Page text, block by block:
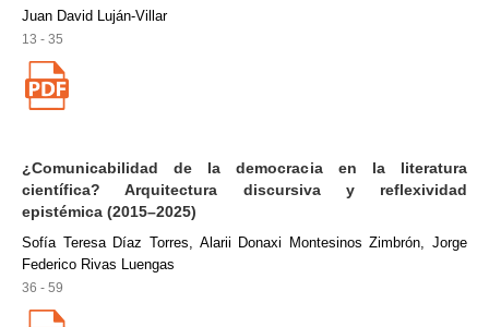
Juan David Luján-Villar
13 - 35
¿Comunicabilidad de la democracia en la literatura
científica? Arquitectura discursiva y reflexividad
epistémica (2015–2025)
Sofía Teresa Díaz Torres, Alarii Donaxi Montesinos Zimbrón, Jorge
Federico Rivas Luengas
36 - 59